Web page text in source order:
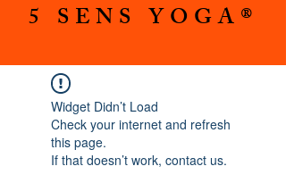
5 SENS YOGA®
Widget Didn’t Load
Check your internet and refresh
this page.
If that doesn’t work, contact us.